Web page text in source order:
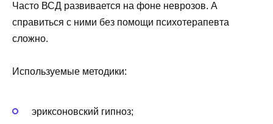
Часто ВСД развивается на фоне неврозов. А
справиться с ними без помощи психотерапевта
сложно.
Используемые методики:
эриксоновский гипноз;